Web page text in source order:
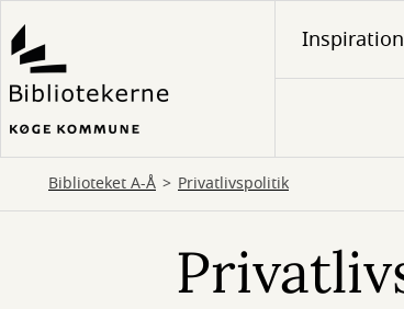
til
hovedindhold
Inspiration
Biblioteket A-Å Privatlivspolitik